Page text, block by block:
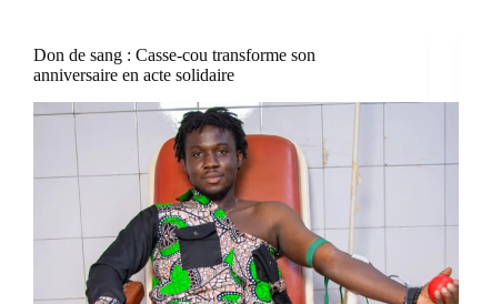
Don de sang : Casse-cou transforme son
anniversaire en acte solidaire